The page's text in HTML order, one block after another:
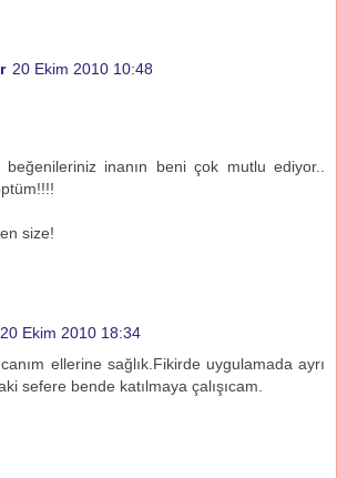
20 Ekim 2010 10:48
beğenileriniz inanın beni çok mutlu ediyor..
size!
20 Ekim 2010 18:34
ellerine sağlık.Fikirde uygulamada ayrı
sefere bende katılmaya çalışıcam.